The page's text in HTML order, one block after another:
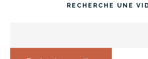
RECHERCHE UNE